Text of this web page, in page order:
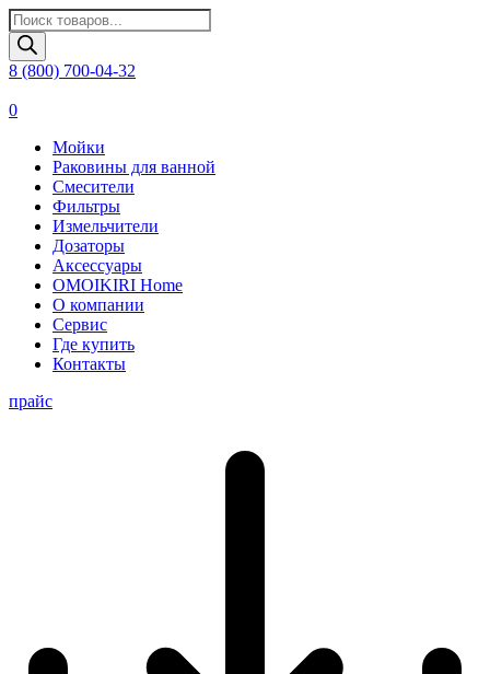
Поиск
товаров
8 (800) 700-04-32
0
Мойки
Раковины для ванной
Смесители
Фильтры
Измельчители
Дозаторы
Аксессуары
OMOIKIRI Home
О компании
Сервис
Где купить
Контакты
прайс